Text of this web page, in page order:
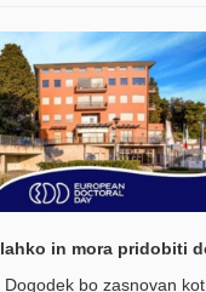
lahko in mora pridobiti
Dogodek bo zasnovan